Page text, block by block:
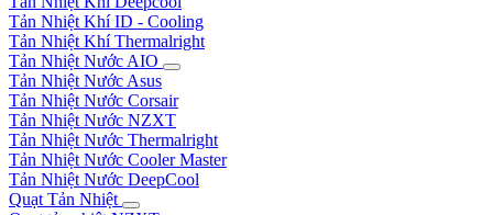
Tản Nhiệt Khí ID - Cooling
Tản Nhiệt Khí Thermalright
Tản Nhiệt Nước AIO
Tản Nhiệt Nước Asus
Tản Nhiệt Nước Corsair
Tản Nhiệt Nước NZXT
Tản Nhiệt Nước Thermalright
Tản Nhiệt Nước Cooler Master
Tản Nhiệt Nước DeepCool
Quạt Tản Nhiệt